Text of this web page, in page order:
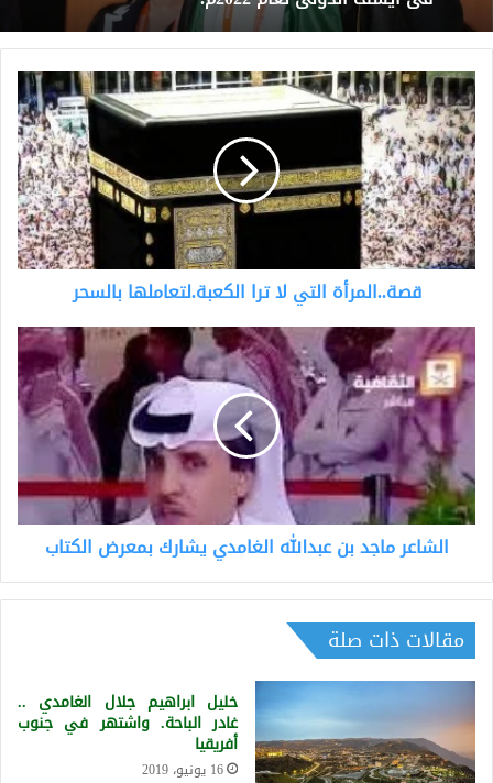
قصة..المرأة
التي
لا
ترا
الكعبة.لتعاملها
بالسحر
قصة..المرأة التي لا ترا الكعبة.لتعاملها بالسحر
الشاعر
ماجد
بن
عبدالله
الغامدي
يشارك
بمعرض
الكتاب
الشاعر ماجد بن عبدالله الغامدي يشارك بمعرض الكتاب
مقالات ذات صلة
خليل ابراهيم جلال الغامدي ..
غادر الباحة. واشتهر في جنوب
أفريقيا
16 يونيو، 2019